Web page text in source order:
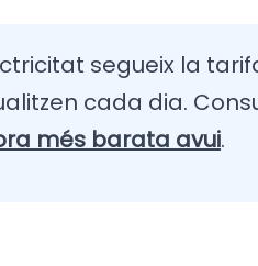
segueix la
cada dia.
més barata avui.